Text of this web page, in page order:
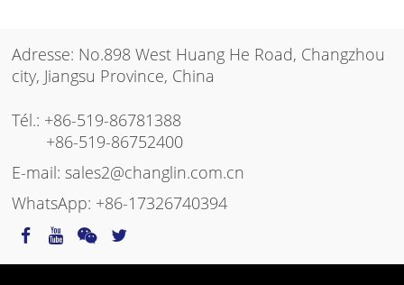
Adresse: No.898 West Huang He Road, Changzhou
city, Jiangsu Province, China
Tél.: +86-519-86781388
+86-519-86752400
E-mail:sales2@changlin.com.cn
WhatsApp: +86-17326740394
